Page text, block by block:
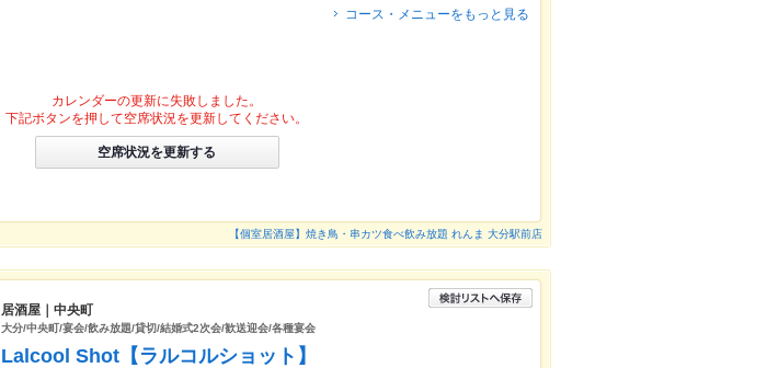
コース・メニューをもっと見る
カレンダーの更新に失敗しました。
下記ボタンを押して空席状況を更新してください。
空席状況を更新する
【個室居酒屋】焼き鳥・串カツ食べ飲み放題 れんま 大分駅前店
居酒屋｜中央町
大分/中央町/宴会/飲み放題/貸切/結婚式2次会/歓送迎会/各種宴会
Lalcool Shot【ラルコルショット】